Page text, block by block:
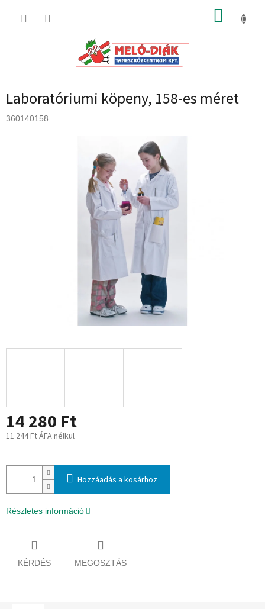
KOSÁR
Laboratóriumi köpeny, 158-es méret
360140158
14 280 Ft
11 244 Ft ÁFA nélkül
Hozzáadás a kosárhoz
Részletes információ
KÉRDÉS MEGOSZTÁS